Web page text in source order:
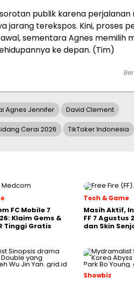
sorotan publik karena
jarang terekspos. Kini, proses
sementara Agnes memilih
ke depan. (Tim)
Agnes Jennifer David Clement
Cerai 2026 TikToker Indonesia
FC Mobile 7
Klaim Gems &
Tinggi Gratis
Tech & Game
Masih Aktif,
FF 7 Agustus
dan Skin
Showbiz